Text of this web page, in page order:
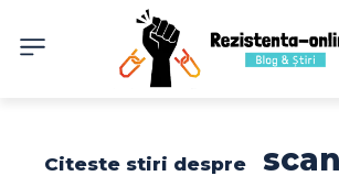
Citeste stiri despre